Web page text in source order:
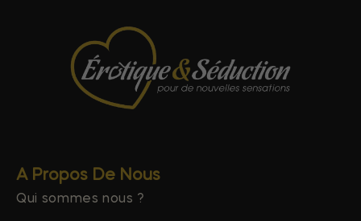
A Propos De Nous
Qui sommes nous ?